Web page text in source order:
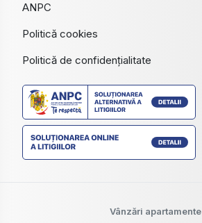
ANPC
Politică cookies
Politică de confidențialitate
Vânzări apartamente